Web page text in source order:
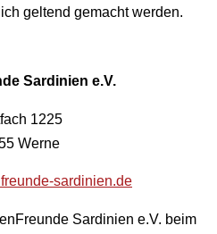
geltend gemacht werden.
Sardinien e.V.
1225
Werne
sardinien.de
Sardinien e.V. beim